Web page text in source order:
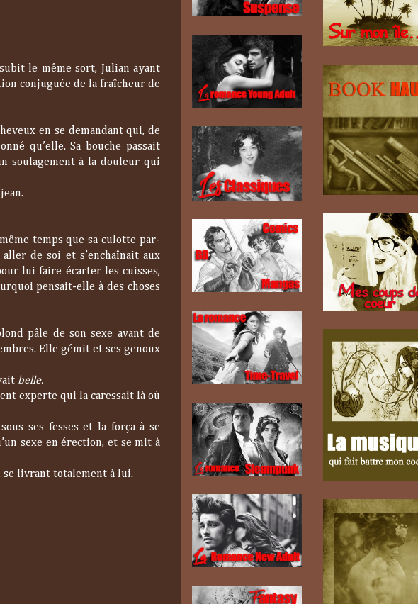
le même sort, Julian ayant
conjuguée de la fraîcheur de
en se demandant qui, de
qu’elle. Sa bouche passait
soulagement à la douleur qui
temps que sa culotte par-
de soi et s’enchaînait aux
lui faire écarter les cuisses,
pensait-elle à des choses
pâle de son sexe avant de
Elle gémit et ses genoux
belle.
experte qui la caressait là où
ses fesses et la força à se
sexe en érection, et se mit à
se livrant totalement à lui.